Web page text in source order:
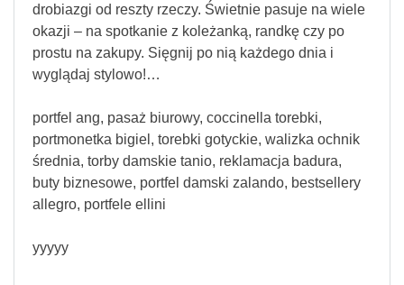
drobiazgi od reszty rzeczy. Świetnie pasuje na wiele
okazji – na spotkanie z koleżanką, randkę czy po
prostu na zakupy. Sięgnij po nią każdego dnia i
wyglądaj stylowo!…
portfel ang, pasaż biurowy, coccinella torebki,
portmonetka bigiel, torebki gotyckie, walizka ochnik
średnia, torby damskie tanio, reklamacja badura,
buty biznesowe, portfel damski zalando, bestsellery
allegro, portfele ellini
yyyyy